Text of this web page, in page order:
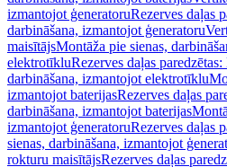
izmantojot ģeneratoruRezerves daļas
darbināšana, izmantojot ģeneratoru
maisītājsMontāža pie sienas,
elektrotīkluRezerves daļas
darbināšana, izmantojot elektrotīklu
izmantojot baterijasRezerves daļas
darbināšana, izmantojot baterijas
izmantojot ģeneratoruRezerves daļas
sienas, darbināšana, izmantojot
rokturu maisītājsRezerves daļas